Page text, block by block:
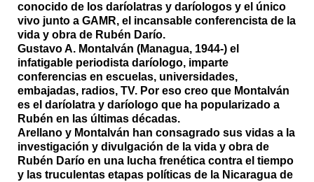
conocido de los daríolatras y daríologos y el único
vivo junto a GAMR, el incansable conferencista de la
vida y obra de Rubén Darío.
Gustavo A. Montalván (Managua, 1944-) el
infatigable periodista daríologo, imparte
conferencias en escuelas, universidades,
embajadas, radios, TV. Por eso creo que Montalván
es el daríolatra y daríologo que ha popularizado a
Rubén en las últimas décadas.
Arellano y Montalván han consagrado sus vidas a la
investigación y divulgación de la vida y obra de
Rubén Darío en una lucha frenética contra el tiempo
y las truculentas etapas políticas de la Nicaragua de